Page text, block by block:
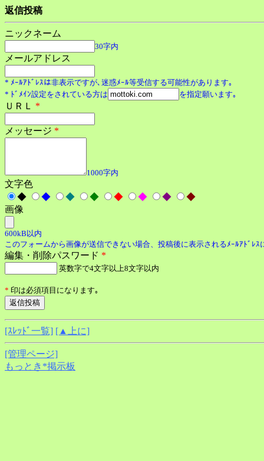
返信投稿
ニックネーム
30字内
メールアドレス
* ﾒｰﾙｱﾄﾞﾚｽは非表示ですが､迷惑ﾒｰﾙ等受信する可能性があります｡
* ﾄﾞﾒｲﾝ設定をされている方は
を指定願います｡
ＵＲＬ *
メッセージ *
1000字内
文字色
◆
◆ ◆ ◆ ◆ ◆ ◆
◆
画像
600kB以内
このフォームから画像が送信できない場合、投稿後に表示されるﾒｰﾙｱﾄﾞﾚ
編集・削除パスワード *
英数字で4文字以上8文字以内
* 印は必須項目になります｡
[ｽﾚｯﾄﾞ一覧] [▲上に]
[管理ページ]
もっとき*掲示板